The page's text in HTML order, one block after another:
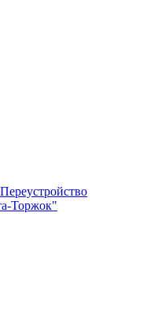
Торжок"